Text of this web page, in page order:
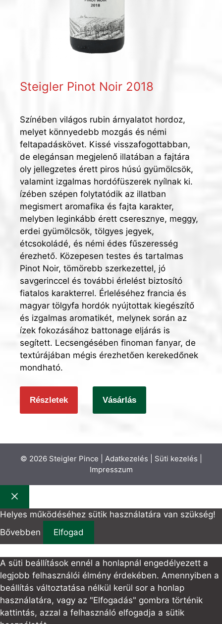
Steigler Pinot Noir 2018
Színében világos rubin árnyalatot hordoz,
melyet könnyedebb mozgás és némi
feltapadáskövet. Kissé visszafogottabban,
de elegánsan megjelenő illatában a fajtára
oly jellegzetes érett piros húsú gyümölcsök,
valamint izgalmas hordófüszerek nyílnak ki.
ízében szépen folytatódik az illatban
megismert aromafika és fajta karakter,
melyben leginkább érett cseresznye, meggy,
erdei gyümölcsök, tölgyes jegyek,
étcsokoládé, és némi édes fűszeresség
érezhető. Közepesen testes és tartalmas
Pinot Noir, tömörebb szerkezettel, jó
savgerinccel és további érlelést biztosító
fiatalos karakterrel. Érleléséhez francia és
magyar tölgyfa hordók nyújtottak kiegészítő
és izgalmas aromatikét, melynek során az
ízek fokozásához battonage eljárás is
segített. Lecsengésében finoman fanyar, de
textúrájában mégis érezhetően kerekedőnek
mondható.
Részletek Vásárlás
© 2026 Steigler Pince | Adatkezelés Süti kezelés
Impresszum
Bezár
Helyes működéséhez sütik használatára van szükség!
Bővebben
Elfogad
A süti beállítások ennél a honlapnál engedélyezett a
legjobb felhasználói élmény érdekében. Amennyiben a
beállítás változtatása nélkül kerül sor a honlap
használatára, vagy az "Elfogadás" gombra történik
kattintás, azzal a felhasználó elfogadja a sütik